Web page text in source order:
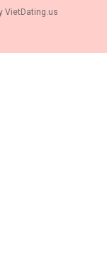
VietDating.us